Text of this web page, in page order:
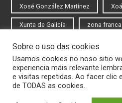
Xosé González Martínez
Xunta de Galicia zona franca
Iniciar sesión
Rexistrarse
Sobre o uso das cookies
Usamos cookies no noso sitio
experiencia máis relevante
e visitas repetidas. Ao facer clic
de TODAS as cookies.